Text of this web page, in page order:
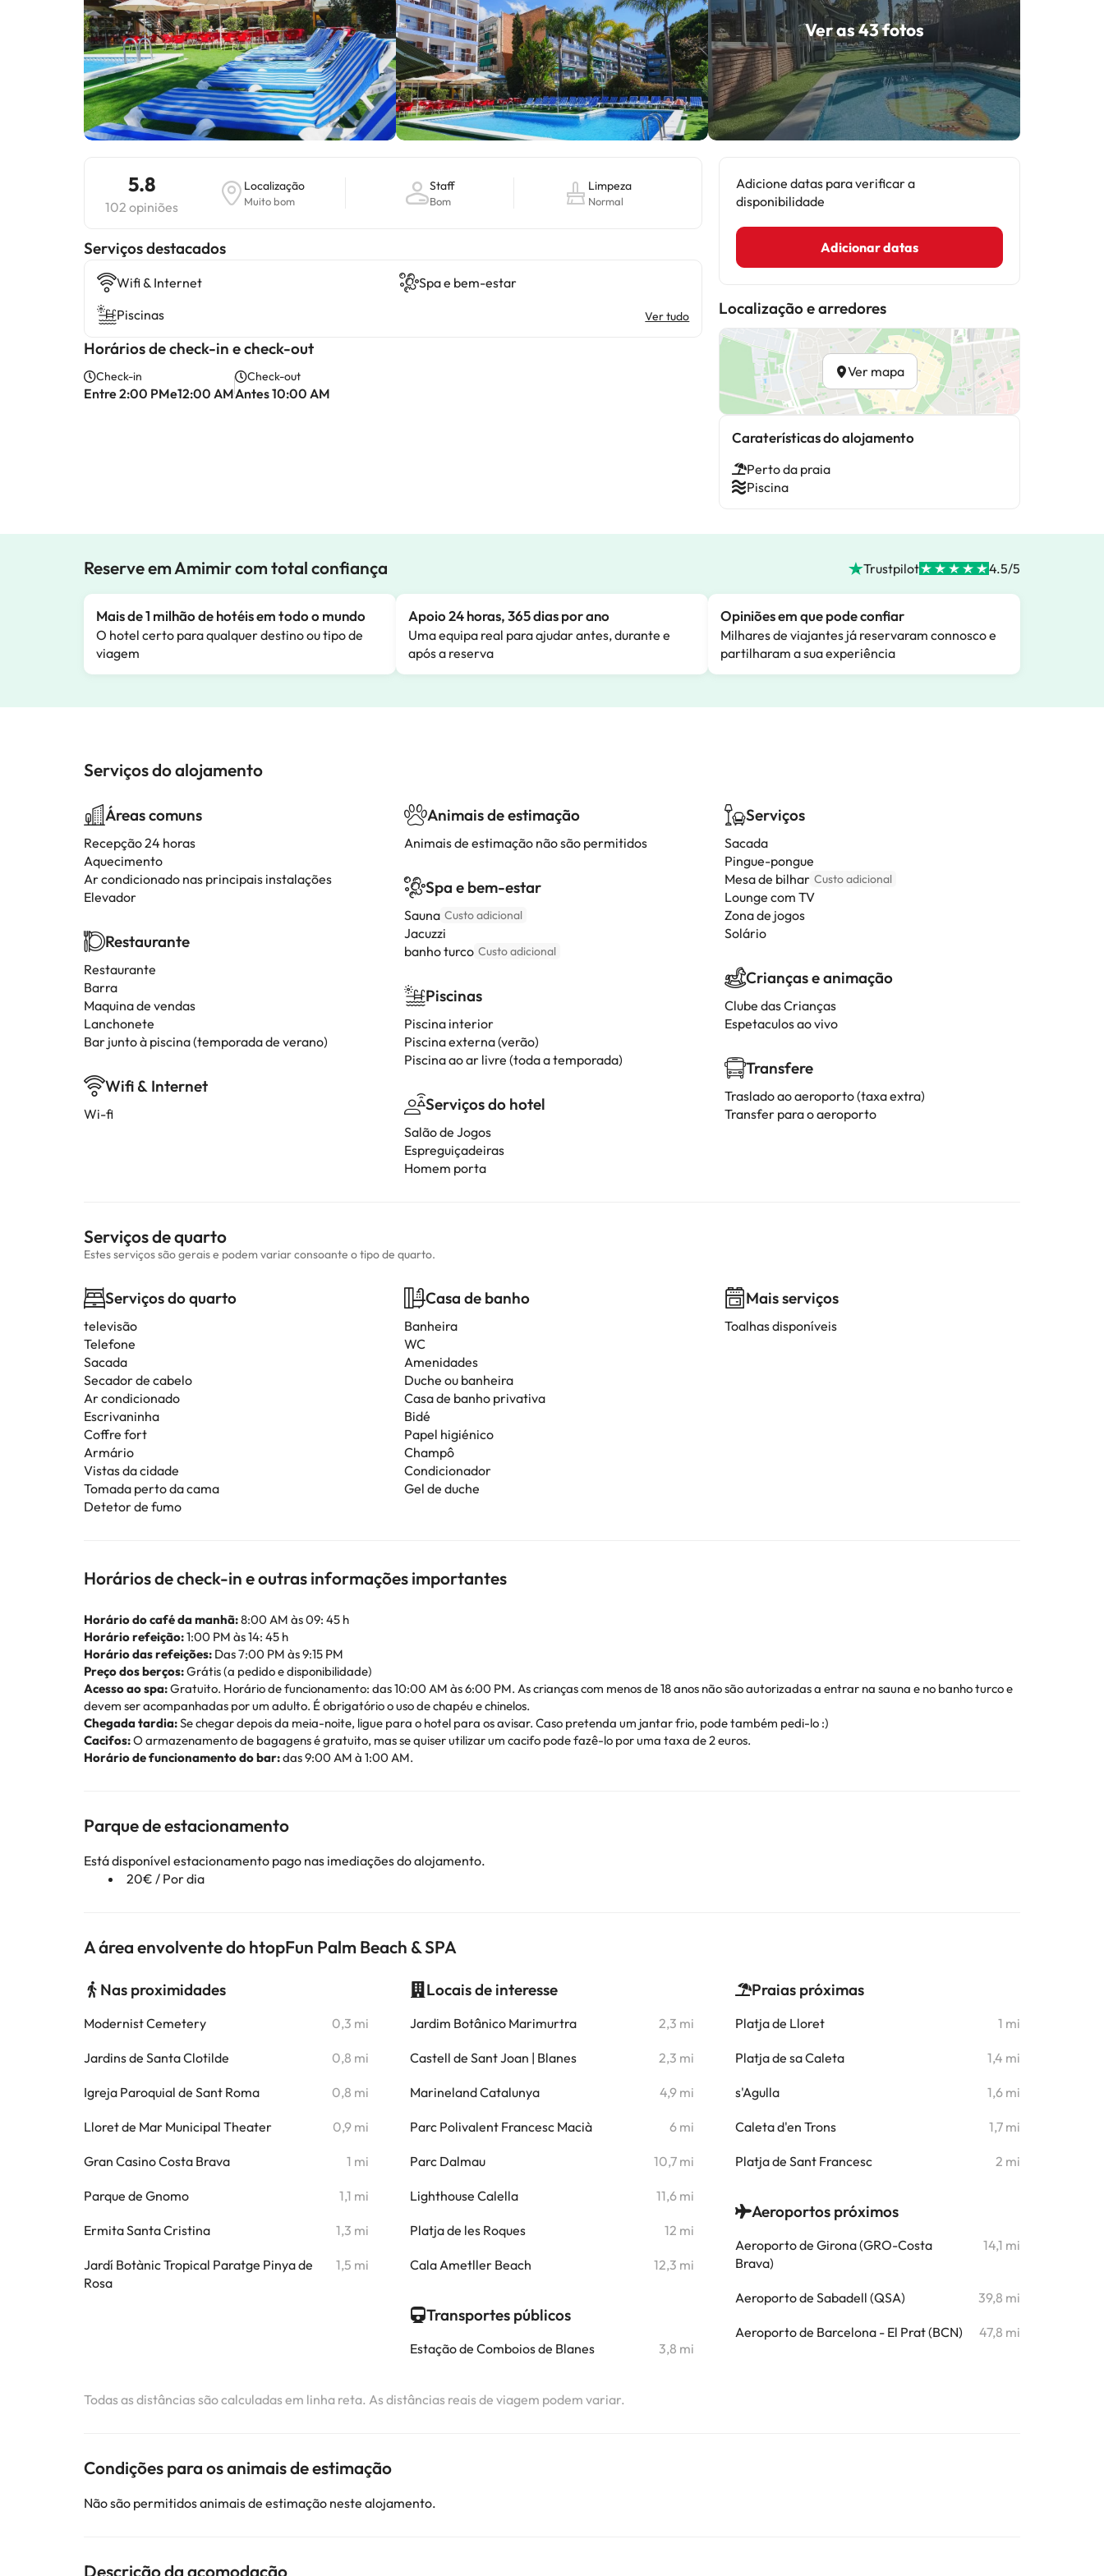
Ver as 43 fotos
5.8
102 opiniões
Localização
Muito bom
Staff
Bom
Limpeza
Normal
Serviços destacados
Wifi & Internet
Spa e bem-estar
Piscinas
Ver tudo
Horários de check-in e check-out
Check-in
Entre 2:00 PMe12:00 AM
Check-out
Antes 10:00 AM
Adicione datas para verificar a
disponibilidade
Adicionar datas
Localização e arredores
Ver mapa
Caraterísticas do alojamento
Perto da praia
Piscina
Reserve em Amimir com total confiança Trustpilot 4.5/5
Mais de 1 milhão de hotéis em todo o mundo
O hotel certo para qualquer destino ou tipo de
viagem
Apoio 24 horas, 365 dias por ano
Uma equipa real para ajudar antes, durante e
após a reserva
Opiniões em que pode confiar
Milhares de viajantes já reservaram connosco e
partilharam a sua experiência
Serviços do alojamento
Áreas comuns
Recepção 24 horas
Aquecimento
Ar condicionado nas principais instalações
Elevador
Restaurante
Restaurante
Barra
Maquina de vendas
Lanchonete
Bar junto à piscina (temporada de verano)
Wifi & Internet
Wi-fi
Animais de estimação
Animais de estimação não são permitidos
Spa e bem-estar
Sauna Custo adicional
Jacuzzi
banho turco Custo adicional
Piscinas
Piscina interior
Piscina externa (verão)
Piscina ao ar livre (toda a temporada)
Serviços do hotel
Salão de Jogos
Espreguiçadeiras
Homem porta
Serviços
Sacada
Pingue-pongue
Mesa de bilhar Custo adicional
Lounge com TV
Zona de jogos
Solário
Crianças e animação
Clube das Crianças
Espetaculos ao vivo
Transfere
Traslado ao aeroporto (taxa extra)
Transfer para o aeroporto
Serviços de quarto
Estes serviços são gerais e podem variar consoante o tipo de quarto.
Serviços do quarto
televisão
Telefone
Sacada
Secador de cabelo
Ar condicionado
Escrivaninha
Coffre fort
Armário
Vistas da cidade
Tomada perto da cama
Detetor de fumo
Casa de banho
Banheira
WC
Amenidades
Duche ou banheira
Casa de banho privativa
Bidé
Papel higiénico
Champô
Condicionador
Gel de duche
Mais serviços
Toalhas disponíveis
Horários de check-in e outras informações importantes
Horário do café da manhã:8:00 AM às 09: 45 h
Horário refeição:1:00 PM às 14: 45 h
Horário das refeições: Das 7:00 PM às 9:15 PM
Preço dos berços:Grátis (a pedido e disponibilidade)
Acesso ao spa:Gratuito. Horário de funcionamento: das 10:00 AM às 6:00 PM. As crianças com menos de 18 anos não são autorizadas a entrar na sauna e no banho turco e
devem ser acompanhadas por um adulto. É obrigatório o uso de chapéu e chinelos.
Chegada tardia:Se chegar depois da meia-noite, ligue para o hotel para os avisar. Caso pretenda um jantar frio, pode também pedi-lo :)
Cacifos:O armazenamento de bagagens é gratuito, mas se quiser utilizar um cacifo pode fazê-lo por uma taxa de 2 euros.
Horário de funcionamento do bar:das 9:00 AM à 1:00 AM.
Parque de estacionamento
Está disponível estacionamento pago nas imediações do alojamento.
20€ / Por dia
A área envolvente do htopFun Palm Beach & SPA
Nas proximidades
Modernist Cemetery 0,3 mi
Jardins de Santa Clotilde 0,8 mi
Igreja Paroquial de Sant Roma 0,8 mi
Lloret de Mar Municipal Theater 0,9 mi
Gran Casino Costa Brava 1 mi
Parque de Gnomo 1,1 mi
Ermita Santa Cristina 1,3 mi
Jardí Botànic Tropical Paratge Pinya de
Rosa
1,5 mi
Locais de interesse
Jardim Botânico Marimurtra 2,3 mi
Castell de Sant Joan | Blanes 2,3 mi
Marineland Catalunya 4,9 mi
Parc Polivalent Francesc Macià 6 mi
Parc Dalmau 10,7 mi
Lighthouse Calella 11,6 mi
Platja de les Roques 12 mi
Cala Ametller Beach 12,3 mi
Transportes públicos
Estação de Comboios de Blanes 3,8 mi
Praias próximas
Platja de Lloret 1 mi
Platja de sa Caleta 1,4 mi
s'Agulla 1,6 mi
Caleta d'en Trons 1,7 mi
Platja de Sant Francesc 2 mi
Aeroportos próximos
Aeroporto de Girona (GRO-Costa
Brava)
14,1 mi
Aeroporto de Sabadell (QSA) 39,8 mi
Aeroporto de Barcelona - El Prat (BCN) 47,8 mi
Todas as distâncias são calculadas em linha reta. As distâncias reais de viagem podem variar.
Condições para os animais de estimação
Não são permitidos animais de estimação neste alojamento.
Descrição da acomodação